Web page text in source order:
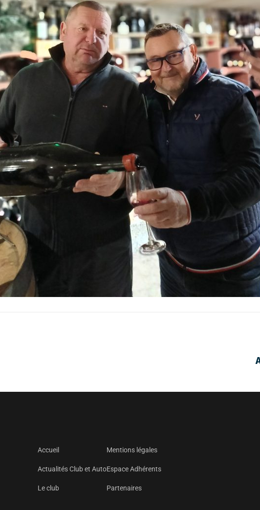
Accueil
Actualités Club et Auto
Le club
Mentions légales
Espace Adhérents
Partenaires